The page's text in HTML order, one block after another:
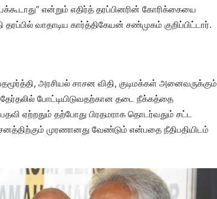
என்றும் எதிர்த் தரப்பினரின் கோரிக்கையை
வாதாடிய கார்த்திகேயன் சண்முகம் குறிப்பிட்டார்.
அரசியல் சாசன விதி, குடிமக்கள் அனைவருக்கும்
போட்டியிடுவதற்கான தடை நீக்கத்தை
ஏற்றதும் தற்போது பிரதமராக தொடர்வதும் சட்ட
முரணானது வேண்டும் என்பதை நீதிபதியிடம்